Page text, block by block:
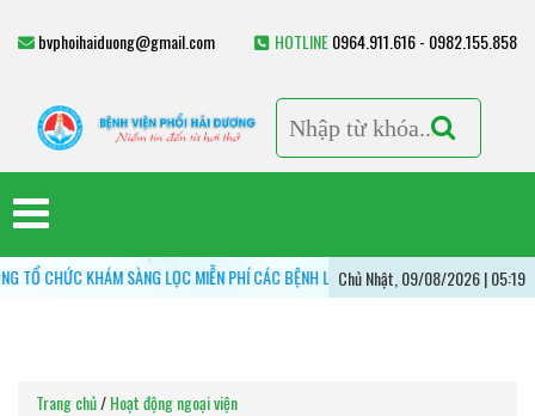
bvphoihaiduong@gmail.com HOTLINE0964.911.616 - 0982.155.858
Chủ Nhật, 09/08/2026 | 05:19
SÀNG LỌC MIỄN PHÍ CÁC BỆNH LÝ HÔ HẤP - VÌ MỘT LÁ PHỔI KHỎE MẠNH
Trang chủ/Hoạt động ngoại viện